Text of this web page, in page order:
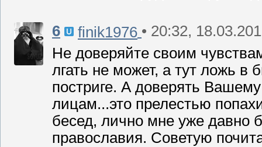
6 finik1976 • 20:32,
Не доверяйте своим
лгать не может, а тут ложь
постриге. А доверять
лицам...это прелестью
бесед, лично мне уже давно
православия. Советую